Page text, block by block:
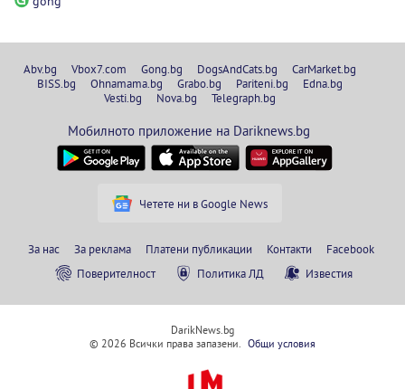
Abv.bg Vbox7.com Gong.bg DogsAndCats.bg
CarMarket.bg
BISS.bg
Ohnamama.bg Grabo.bg Pariteni.bg
Edna.bg
Vesti.bg
Nova.bg Telegraph.bg
Мобилното приложение на Dariknews.bg
Четете ни в Google News
За нас За реклама Платени публикации Контакти
Facebook
Поверителност
Политика ЛД Известия
DarikNews.bg
© 2026 Всички права запазени. Общи условия